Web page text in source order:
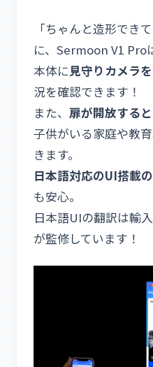
「ちゃんと造形でき
に、Sermoon V1 Pro
本体に見守りカメラ
況を確認できます！
また、 扉が開放する
子供がいる家庭や教
きます。
日本語対応のUI搭載
も安心。
日本語UIの翻訳は輸
が監修しています！